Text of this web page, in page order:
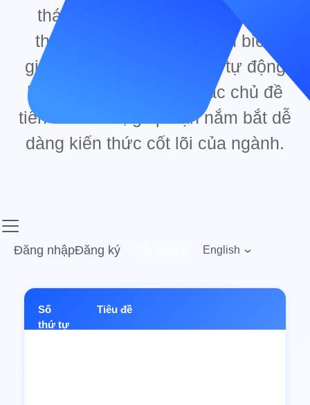
Đăng nhậpĐăng ký English
tháng để nhanh chóng hiểu về
thương mại điện tử xuyên biên
giới, tiếp thị mạng xã hội, tự động
hóa RPA, IP proxy và các chủ đề
tiên tiến khác, giúp bạn nắm bắt dễ
dàng kiến thức cốt lõi của ngành.
Số
thứ tự
Tiêu đề